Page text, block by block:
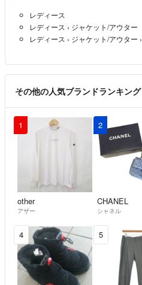
レディース
レディース › ジャケット/アウター
レディース › ジャケット/アウター ›
その他の人気ブランドランキング
1
other
アザー
2
CHANEL
シャネル
4 5